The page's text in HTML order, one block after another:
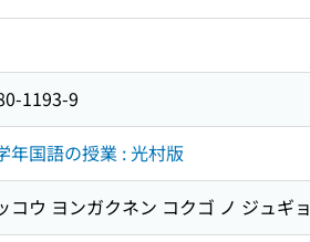
1193-9
年国語の授業 : 光村版
コウ ヨンガクネン コクゴ ノ ジュギ